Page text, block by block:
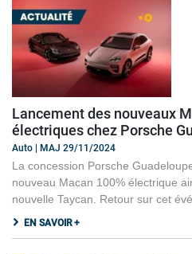
Lancement des nouveaux
électriques chez Porsche
Auto | MAJ 29/11/2024
La concession Porsche
nouveau Macan 100% électrique
nouvelle Taycan. Retour sur cet
EN SAVOIR +